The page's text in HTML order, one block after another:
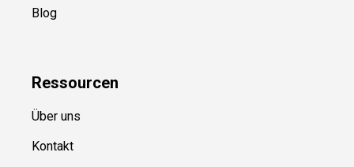
Blog
Ressourcen
Über uns
Kontakt